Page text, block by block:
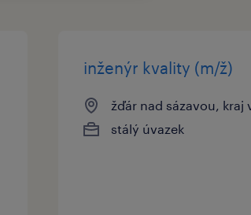
inženýr kvality (m/ž)
žďár nad sázavou, kraj
stálý úvazek